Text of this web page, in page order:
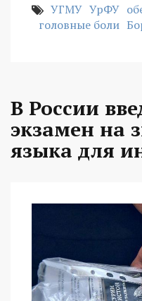
УГМУ УрФУ
головные боли
В России
экзамен на
языка для